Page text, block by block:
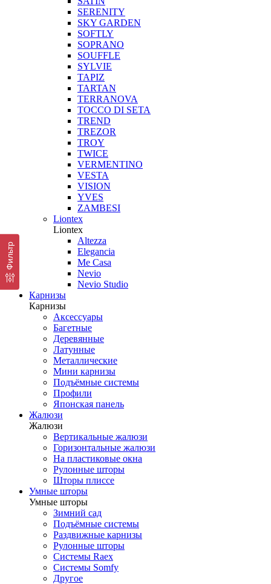
SERENITY
SKY GARDEN
SOFTLY
SOPRANO
SOUFFLE
SYLVIE
TAPIZ
TARTAN
TERRANOVA
TOCCO DI SETA
TREND
TREZOR
TROY
TWICE
VERMENTINO
VESTA
VISION
YVES
ZAMBESI
Liontex
Liontex
Altezza
Elegancia
Me Casa
Nevio
Nevio Studio
Карнизы
Карнизы
Аксессуары
Багетные
Деревянные
Латунные
Металлические
Мини карнизы
Подъёмные системы
Профили
Японская панель
Жалюзи
Жалюзи
Вертикальные жалюзи
Горизонтальные жалюзи
На пластиковые окна
Рулонные шторы
Шторы плиссе
Умные шторы
Умные шторы
Зимний сад
Подъёмные системы
Раздвижные карнизы
Рулонные шторы
Системы Raex
Системы Somfy
Другое
Фильтр